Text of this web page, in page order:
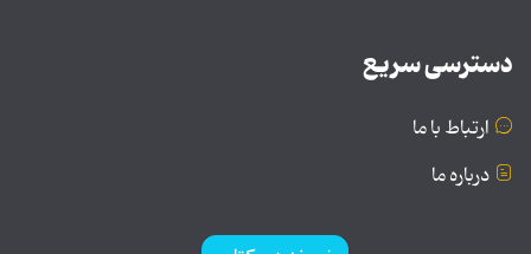
دسترسی سریع
ارتباط با ما
درباره ما